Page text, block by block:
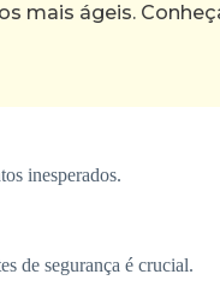
mais ágeis.
inesperados.
de segurança é crucial.